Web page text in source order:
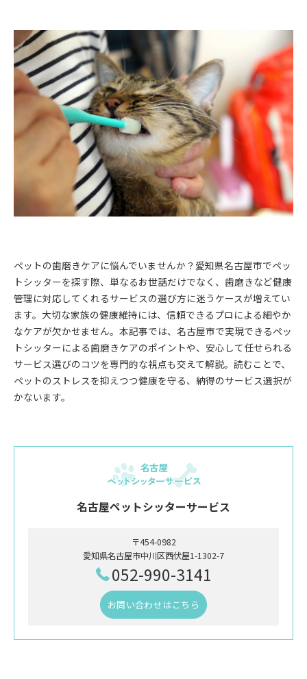
ペットの歯磨きケアに悩んでいませんか？愛知県名古屋市でペッ
トシッターを探す際、単なるお世話だけでなく、歯磨きなど健康
管理に対応してくれるサービスの選び方に迷うケースが増えてい
ます。大切な家族の健康維持には、信頼できるプロによる細やか
なケアが欠かせません。本記事では、名古屋市で実現できるペッ
トシッターによる歯磨きケアのポイントや、安心して任せられる
サービス選びのコツを専門的な視点も交えて解説。読むことで、
ペットのストレスを抑えつつ健康を守る、納得のサービス選択が
かないます。
名古屋ペットシッターサービス
〒454-0982
愛知県名古屋市中川区西伏屋1-1302-7
052-990-3141
お問い合わせはこちら